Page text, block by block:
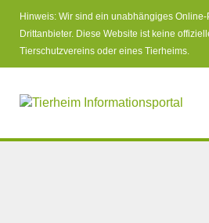
Hinweis: Wir sind ein unabhängiges
Drittanbieter. Diese Website ist keine
Tierschutzvereins oder eines Tierheims.